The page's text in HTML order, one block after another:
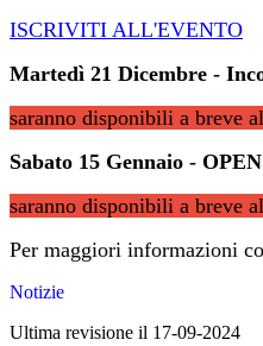
ISCRIVITI ALL'EVENTO
Martedì 21 Dicembre -
saranno disponibili a breve
Sabato 15 Gennaio -
saranno disponibili a breve
Per maggiori informazioni
Notizie
Ultima revisione il 17-09-2024